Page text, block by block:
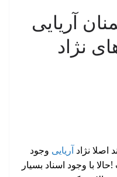
آریایی
نژاد
نژاد آریایی وجود
با وجود اسناد بسیار